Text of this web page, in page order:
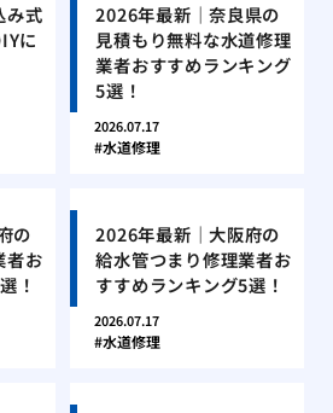
み式
に
2026年最新｜奈良県の
見積もり無料な水道修理
業者おすすめランキング
5選！
2026.07.17
水道修理
の
者お
！
2026年最新｜大阪府の
給水管つまり修理業者お
すすめランキング5選！
2026.07.17
水道修理